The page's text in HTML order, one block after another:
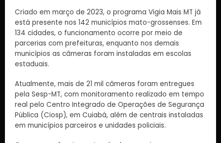
Criado em março de 2023, o programa Vigia Mais MT já
está presente nos 142 municípios mato-grossenses. Em
134 cidades, o funcionamento ocorre por meio de
parcerias com prefeituras, enquanto nos demais
municípios as câmeras foram instaladas em escolas
estaduais.
Atualmente, mais de 21 mil câmeras foram entregues
pela Sesp-MT, com monitoramento realizado em tempo
real pelo Centro Integrado de Operações de Segurança
Pública (Ciosp), em Cuiabá, além de centrais instaladas
em municípios parceiros e unidades policiais.